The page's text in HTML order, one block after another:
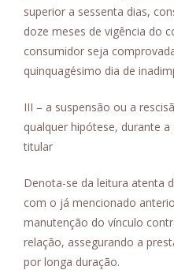
superior a sessenta dias,
doze meses de vigência do
consumidor seja
quinquagésimo dia de
III – a suspensão ou a
qualquer hipótese, durante
titular
Denota-se da leitura atenta
com o já mencionado
manutenção do vínculo
relação, assegurando a
por longa duração.